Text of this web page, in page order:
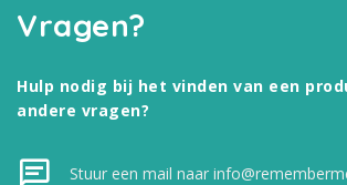
Vragen?
Hulp nodig bij het vinden van een
andere vragen?
Stuur een mail naar